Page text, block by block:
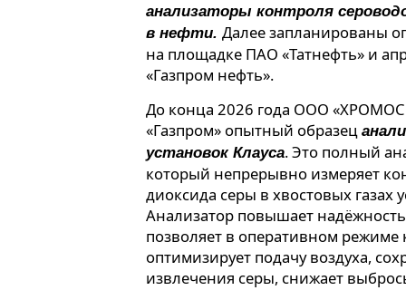
анализаторы контроля
в нефти. Далее запланированы
на площадке ПАО «Татнефть» и
«Газпром нефть».
До конца 2026 года ООО
«Газпром» опытный образец
установок Клауса. Это полный
который непрерывно измеряет
диоксида серы в хвостовых газах
Анализатор повышает
позволяет в оперативном режиме
оптимизирует подачу воздуха,
извлечения серы, снижает